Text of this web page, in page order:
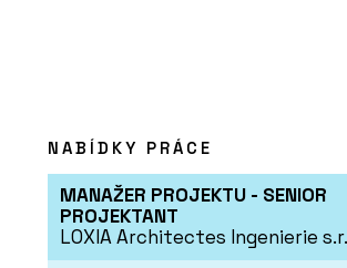
NABÍDKY PRÁCE
MANAŽER PROJEKTU - SENIOR
PROJEKTANT
LOXIA Architectes Ingenierie